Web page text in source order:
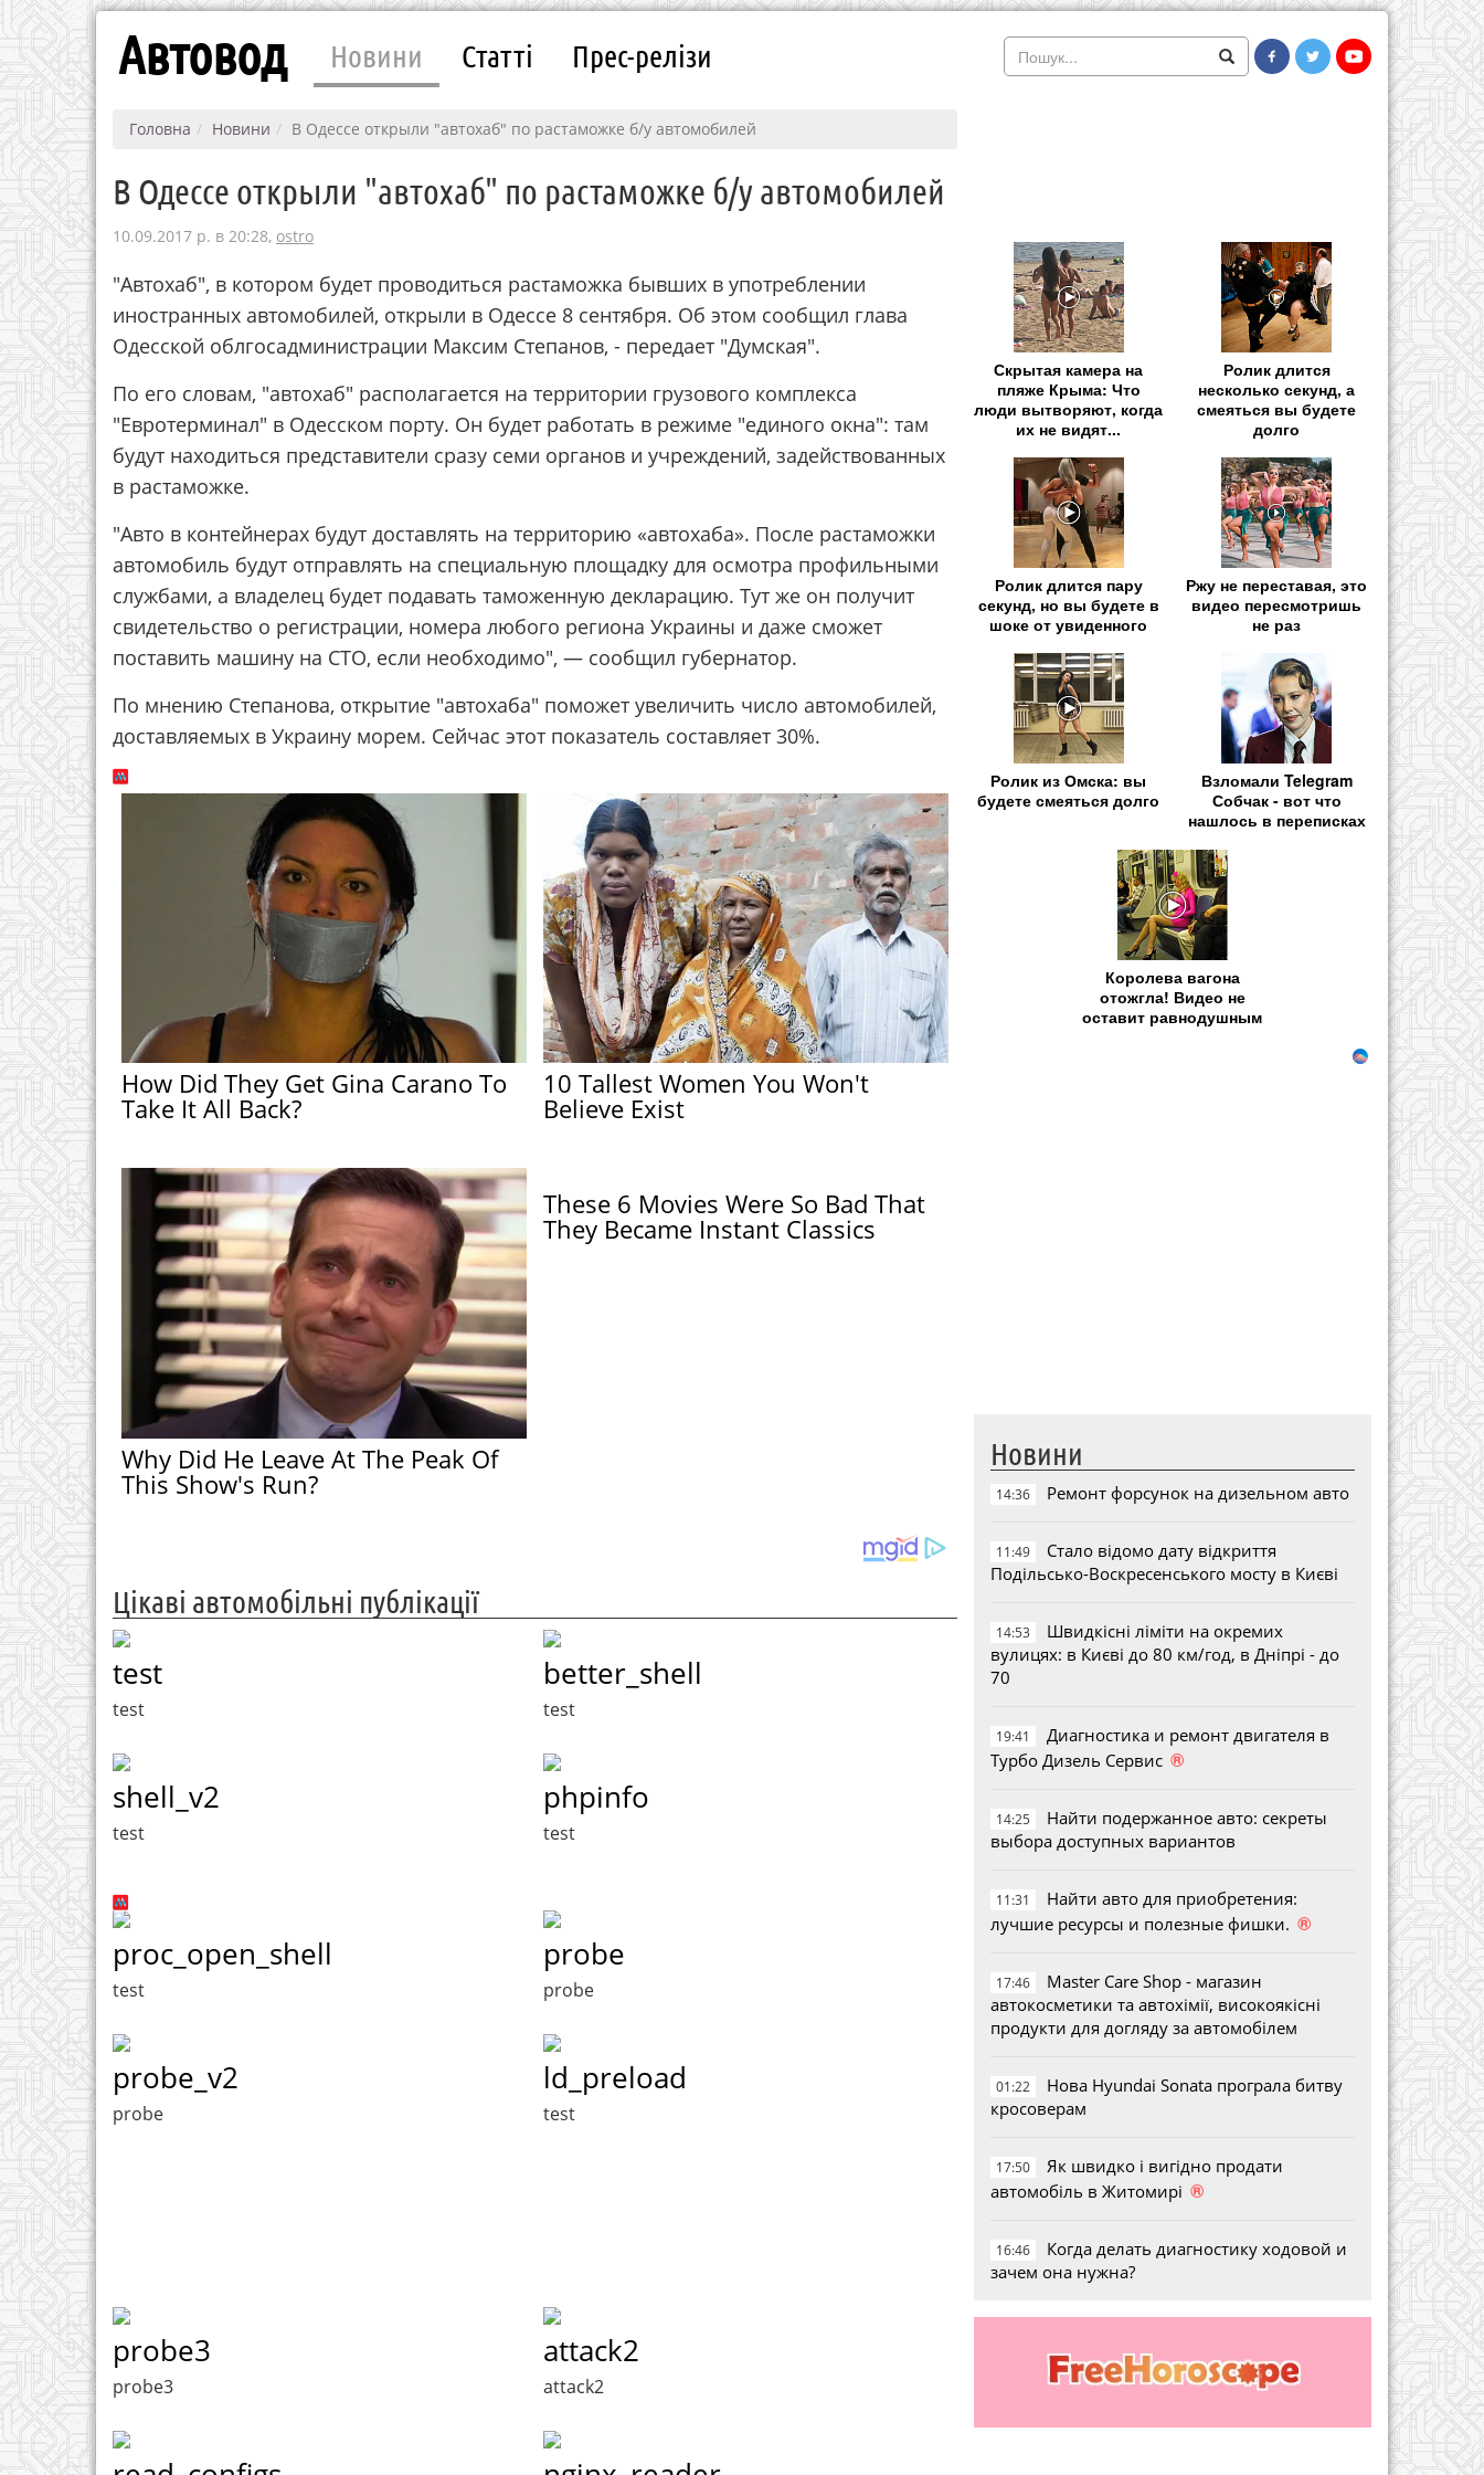
Автовод Новини Статті Прес-релізи
Головна Новини В Одессе открыли "автохаб" по растаможке б/у автомобилей
В Одессе открыли "автохаб" по растаможке б/у автомобилей
10.09.2017 р. в 20:28, ostro
"Автохаб", в котором будет проводиться растаможка бывших в употреблении
иностранных автомобилей, открыли в Одессе 8 сентября. Об этом сообщил глава
Одесской облгосадминистрации Максим Степанов, - передает "Думская".
По его словам, "автохаб" располагается на территории грузового комплекса
"Евротерминал" в Одесском порту. Он будет работать в режиме "единого окна": там
будут находиться представители сразу семи органов и учреждений, задействованных
в растаможке.
"Авто в контейнерах будут доставлять на территорию «автохаба». После растаможки
автомобиль будут отправлять на специальную площадку для осмотра профильными
службами, а владелец будет подавать таможенную декларацию. Тут же он получит
свидетельство о регистрации, номера любого региона Украины и даже сможет
поставить машину на СТО, если необходимо", — сообщил губернатор.
По мнению Степанова, открытие "автохаба" поможет увеличить число автомобилей,
доставляемых в Украину морем. Сейчас этот показатель составляет 30%.
How Did They Get Gina Carano To
Take It All Back?
10 Tallest Women You Won't
Believe Exist
Why Did He Leave At The Peak Of
This Show's Run?
These 6 Movies Were So Bad That
They Became Instant Classics
Цікаві автомобільні публікації
test
test
better_shell
test
shell_v2
test
phpinfo
test
proc_open_shell
test
probe
probe
probe_v2
probe
ld_preload
test
probe3
probe3
attack2
attack2
Скрытая камера на
пляже Крыма: Что
люди вытворяют, когда
их не видят...
Ролик длится
несколько секунд, а
смеяться вы будете
долго
Ролик длится пару
секунд, но вы будете в
шоке от увиденного
Ржу не переставая, это
видео пересмотришь
не раз
Ролик из Омска: вы
будете смеяться долго
Взломали Telegram
Собчак - вот что
нашлось в переписках
Королева вагона
отожгла! Видео не
оставит равнодушным
Новини
14:36 Ремонт форсунок на дизельном авто
11:49
Стало відомо дату відкриття
Подільсько-Воскресенського мосту в Києві
14:53
Швидкісні ліміти на окремих
вулицях: в Києві до 80 км/год, в Дніпрі - до
70
19:41
Диагностика и ремонт двигателя в
Турбо Дизель Сервис ®
14:25
Найти подержанное авто: секреты
выбора доступных вариантов
11:31
Найти авто для приобретения:
лучшие ресурсы и полезные фишки. ®
17:46
Master Care Shop - магазин
автокосметики та автохімії, високоякісні
продукти для догляду за автомобілем
01:22
Нова Hyundai Sonata програла битву
кросоверам
17:50
Як швидко і вигідно продати
автомобіль в Житомирі ®
16:46
Когда делать диагностику ходовой и
зачем она нужна?